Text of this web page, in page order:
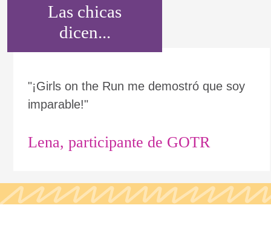
Las chicas
dicen...
"¡Girls on the Run me demostró que soy
imparable!"
Lena, participante de GOTR